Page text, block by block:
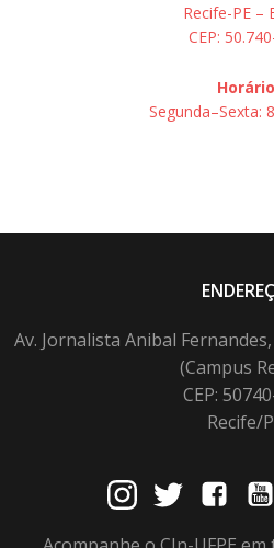
Recife-PE –
CEP:
Horário
Segunda–Sexta:
Av. Jornalista Anibal
(Campus
CEP:
Recife/